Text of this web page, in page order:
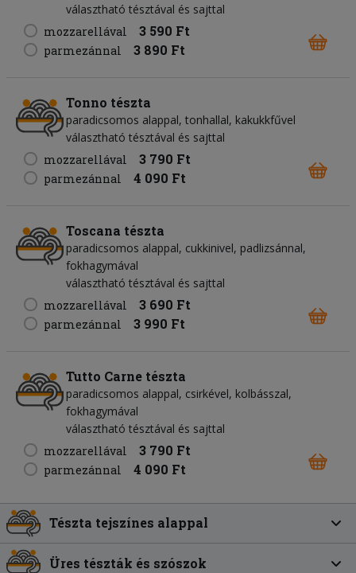
választható tésztával és sajttal
mozzarellával
3 590 Ft
parmezánnal 3 890 Ft
Tonno tészta
paradicsomos alappal, tonhallal, kakukkfűvel
választható tésztával és sajttal
mozzarellával
3 790 Ft
parmezánnal 4 090 Ft
Toscana tészta
paradicsomos alappal, cukkinivel, padlizsánnal,
fokhagymával
választható tésztával és sajttal
mozzarellával
3 690 Ft
parmezánnal 3 990 Ft
Tutto Carne tészta
paradicsomos alappal, csirkével, kolbásszal,
fokhagymával
választható tésztával és sajttal
mozzarellával
3 790 Ft
parmezánnal 4 090 Ft
Tészta tejszínes alappal
Üres tészták és szószok